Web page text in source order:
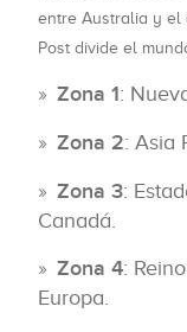
entre Australia y el
Post divide el
Zona 1:
Zona 2: Asia
Zona 3:
Canadá.
Zona 4:
Europa.